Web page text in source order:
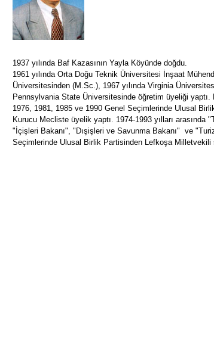
1937 yılında Baf Kazasının Yayla Köyünde doğdu.
1961 yılında Orta Doğu Teknik Üniversitesi İnşaat
Üniversitesinden (M.Sc.), 1967 yılında Virginia
Pennsylvania State Üniversitesinde öğretim üyeliği yaptı.
1976, 1981, 1985 ve 1990 Genel Seçimlerinde Ulusal
Kurucu Mecliste üyelik yaptı. 1974-1993 yılları
"İçişleri Bakanı", "Dışişleri ve Savunma Bakanı" ve
Seçimlerinde Ulusal Birlik Partisinden Lefkoşa Milletvekili